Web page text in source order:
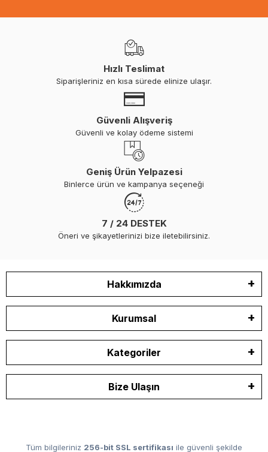
Hızlı Teslimat
Siparişleriniz en kısa sürede elinize ulaşır.
Güvenli Alışveriş
Güvenli ve kolay ödeme sistemi
Geniş Ürün Yelpazesi
Binlerce ürün ve kampanya seçeneği
7 / 24 DESTEK
Öneri ve şikayetlerinizi bize iletebilirsiniz.
Hakkımızda
Kurumsal
Kategoriler
Bize Ulaşın
Tüm bilgileriniz 256-bit SSL sertifikası ile güvenli şekilde